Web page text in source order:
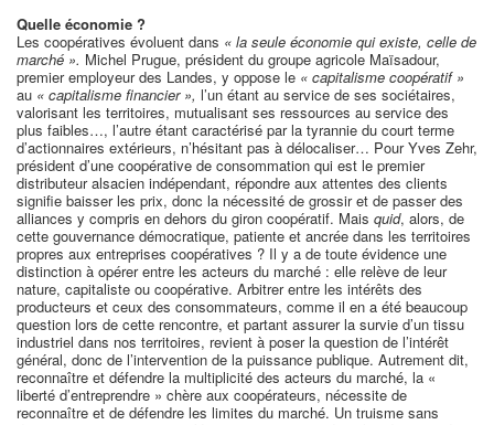
Quelle économie ?
Les coopératives évoluent dans « la seule économie qui existe, celle de
marché ». Michel Prugue, président du groupe agricole Maïsadour,
premier employeur des Landes, y oppose le « capitalisme coopératif »
au « capitalisme financier », l’un étant au service de ses sociétaires,
valorisant les territoires, mutualisant ses ressources au service des
plus faibles…, l’autre étant caractérisé par la tyrannie du court terme
d’actionnaires extérieurs, n’hésitant pas à délocaliser… Pour Yves Zehr,
président d’une coopérative de consommation qui est le premier
distributeur alsacien indépendant, répondre aux attentes des clients
signifie baisser les prix, donc la nécessité de grossir et de passer des
alliances y compris en dehors du giron coopératif. Mais quid, alors, de
cette gouvernance démocratique, patiente et ancrée dans les territoires
propres aux entreprises coopératives ? Il y a de toute évidence une
distinction à opérer entre les acteurs du marché : elle relève de leur
nature, capitaliste ou coopérative. Arbitrer entre les intérêts des
producteurs et ceux des consommateurs, comme il en a été beaucoup
question lors de cette rencontre, et partant assurer la survie d’un tissu
industriel dans nos territoires, revient à poser la question de l’intérêt
général, donc de l’intervention de la puissance publique. Autrement dit,
reconnaître et défendre la multiplicité des acteurs du marché, la «
liberté d’entreprendre » chère aux coopérateurs, nécessite de
reconnaître et de défendre les limites du marché. Un truisme sans